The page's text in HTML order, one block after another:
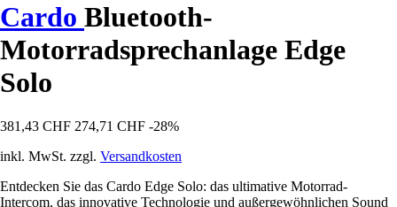
Cardo Bluetooth-
Motorradsprechanlage Edge
Solo
381,43 CHF 274,71 CHF -28%
inkl. MwSt. zzgl. Versandkosten
Entdecken Sie das Cardo Edge Solo: das ultimative Motorrad-
Intercom, das innovative Technologie und außergewöhnlichen Sound